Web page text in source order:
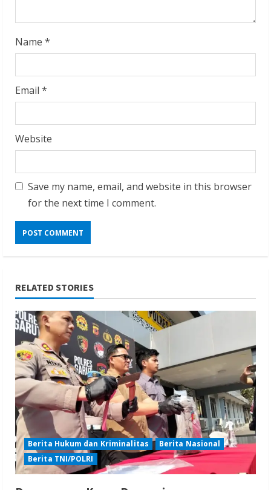
Name *
Email *
Website
Save my name, email, and website in this browser
for the next time I comment.
RELATED STORIES
Berita Hukum dan Kriminalitas
Berita Nasional
Berita TNI/POLRI